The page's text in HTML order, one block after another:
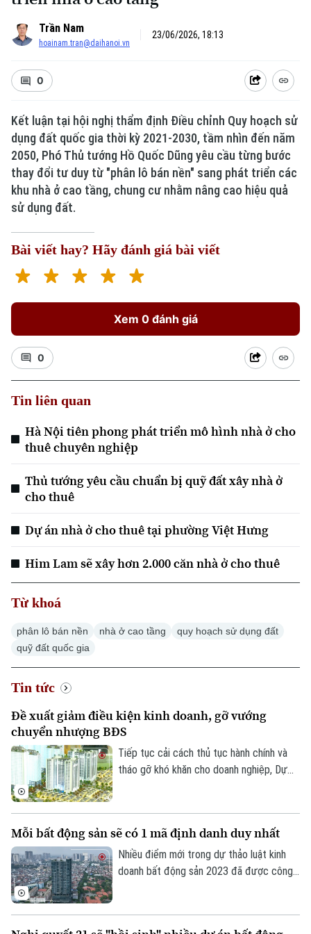
Xu hướng
Thời sự
Chính trị
Xã hội
An ninh trật tự
Công nghệ
Người Hà Nội
Khoảnh khắc Hà Nội
Ẩm thực
Quân sự
Hồ sơ
Người Việt 4 phương
Tin tức
Cafe sáng
Tài chính Ngân hàng
Doanh nghiệp
Nhà đất
Tin tức
Đầu tư
Đất đai
Kinh nghiệm
Tàu và Xe
Tàu
Xe máy
Thị trường
Tin tức
Tuyển sinh
Văn hóa
Tin tức
Làng nghề
Sức khỏe
Trần Nam
hoainam.tran@daihanoi.vn
23/06/2026, 18:13
0
Kết luận tại hội nghị thẩm định Điều chỉnh Quy hoạch sử
dụng đất quốc gia thời kỳ 2021-2030, tầm nhìn đến năm
2050, Phó Thủ tướng Hồ Quốc Dũng yêu cầu từng bước
thay đổi tư duy từ "phân lô bán nền" sang phát triển các
khu nhà ở cao tầng, chung cư nhằm nâng cao hiệu quả
sử dụng đất.
Bài viết hay? Hãy đánh giá bài viết
Xem 0 đánh giá
0
Tin liên quan
Hà Nội tiên phong phát triển mô hình nhà ở cho
thuê chuyên nghiệp
Thủ tướng yêu cầu chuẩn bị quỹ đất xây nhà ở
cho thuê
Dự án nhà ở cho thuê tại phường Việt Hưng
Him Lam sẽ xây hơn 2.000 căn nhà ở cho thuê
Từ khoá
phân lô bán nền nhà ở cao tầng
quy hoạch sử dụng đất
quỹ đất quốc gia
Tin tức
Đề xuất giảm điều kiện kinh doanh, gỡ vướng
chuyển nhượng BĐS
Tiếp tục cải cách thủ tục hành chính và
tháo gỡ khó khăn cho doanh nghiệp, Dự
nhượng dự án.
Mỗi bất động sản sẽ có 1 mã định danh duy nhất
Nhiều điểm mới trong dự thảo luật kinh
doanh bất động sản 2023 đã được công